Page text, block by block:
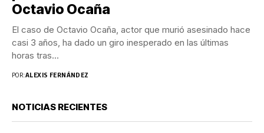
Octavio Ocaña
El caso de Octavio Ocaña, actor que murió asesinado hace
casi 3 años, ha dado un giro inesperado en las últimas
horas tras...
POR:ALEXIS FERNÁNDEZ
NOTICIAS RECIENTES